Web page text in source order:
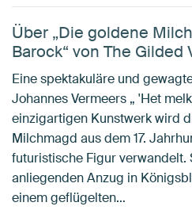
Über „Die goldene
Barock“ von The Gilded
Eine spektakuläre und
Johannes Vermeers „ 'Het
einzigartigen Kunstwerk wird
Milchmagd aus dem 17.
futuristische Figur verwandelt.
anliegenden Anzug in
einem geflügelten…